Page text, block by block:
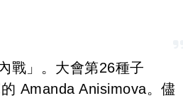
戰」。大會第26種子
Amanda Anisimova。儘